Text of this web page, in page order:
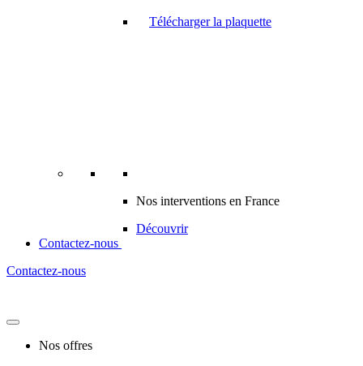
Télécharger la plaquette
Nos interventions en France
Découvrir
Contactez-nous
Contactez-nous
Nos offres